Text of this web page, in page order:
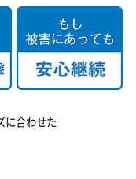
に合わせた